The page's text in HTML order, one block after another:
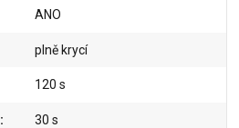
ANO
plně krycí
120 s
30 s